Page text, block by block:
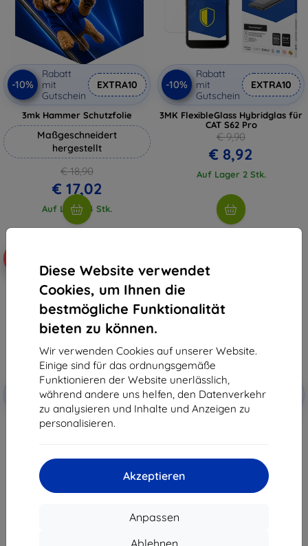
Diese Website verwendet
Cookies, um Ihnen die
bestmögliche Funktionalität
bieten zu können.
Wir verwenden Cookies auf unserer Website.
Einige sind für das ordnungsgemäße
Funktionieren der Website unerlässlich,
während andere uns helfen, den Datenverkehr
zu analysieren und Inhalte und Anzeigen zu
personalisieren.
Akzeptieren
Anpassen
Ablehnen
-10%
Rabatt
mit
Gutschein
EXTRA10
3mk Hammer Schutzfolie
Maßgeschneidert
hergestellt
€ 18,90
€ 17,02
Auf Lager 4 Stk.
-10%
Rabatt
mit
Gutschein
EXTRA10
3MK FlexibleGlass Hybridglas für
CAT S62 Pro
€ 9,90
€ 8,92
Auf Lager 2 Stk.
Rabatt
mit
Gutschein
EXTRA10
3MK StratCore700
€ 21,90
Auf Lager 2 Stk.
-10%
Rabatt
mit
Gutschein
EXTRA10
€ 8,02
Auf Lager > 5 Stk.